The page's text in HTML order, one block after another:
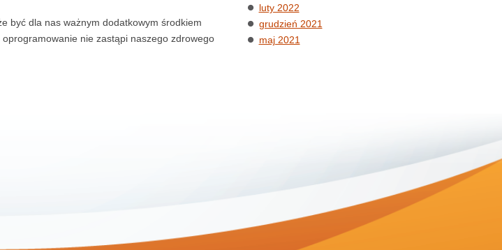
być dla nas ważnym dodatkowym środkiem
nie zastąpi naszego zdrowego
luty 2022
grudzień 2021
maj 2021